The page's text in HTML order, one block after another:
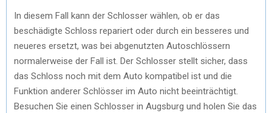
In diesem Fall kann der Schlosser wählen, ob er das
beschädigte Schloss repariert oder durch ein besseres und
neueres ersetzt, was bei abgenutzten Autoschlössern
normalerweise der Fall ist. Der Schlosser stellt sicher, dass
das Schloss noch mit dem Auto kompatibel ist und die
Funktion anderer Schlösser im Auto nicht beeinträchtigt.
Besuchen Sie einen Schlosser in Augsburg und holen Sie das